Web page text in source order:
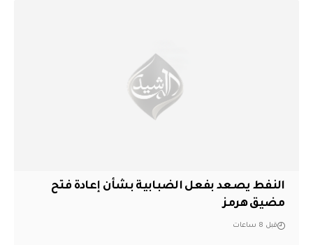
النفط يصعد بفعل الضبابية بشأن إعادة فتح
مضيق هرمز
قبل 8 ساعات